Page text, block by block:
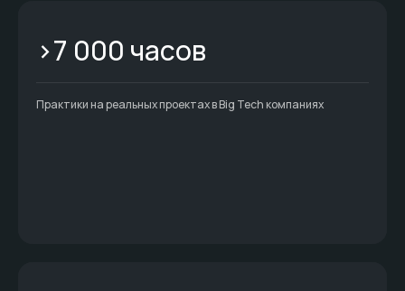
>7 000 часов
Практики на реальных проектах в Big Tech компаниях